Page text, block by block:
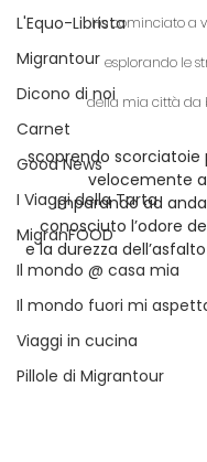
L'Equo-Librista
Migrantour
Dicono di noi
Carnet
Good News
I Viaggi della Tarta
MigranFOOD
Il mondo @ casa mia
Il mondo fuori mi
Viaggi in cucina
Pillole di Migrantour
Ho cominciato a
esplorando le
della mia città da
scoprendo scorciatoie
velocemente
Imparando ad
conosciuto l’odore
e la durezza